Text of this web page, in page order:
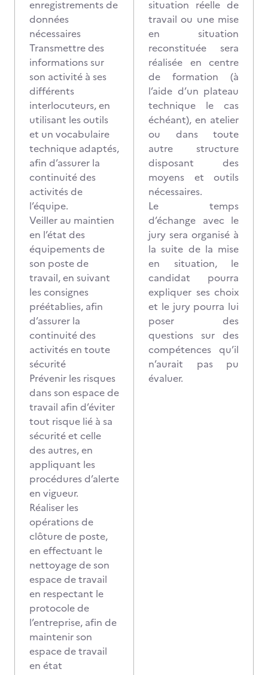
enregistrements de
données
nécessaires
Transmettre des
informations sur
son activité à ses
différents
interlocuteurs, en
utilisant les outils
et un vocabulaire
technique adaptés,
afin d’assurer la
continuité des
activités de
l’équipe.
Veiller au maintien
en l’état des
équipements de
son poste de
travail, en suivant
les consignes
préétablies, afin
d’assurer la
continuité des
activités en toute
sécurité
Prévenir les risques
dans son espace de
travail afin d’éviter
tout risque lié à sa
sécurité et celle
des autres, en
appliquant les
procédures d’alerte
en vigueur.
Réaliser les
opérations de
clôture de poste,
en effectuant le
nettoyage de son
espace de travail
en respectant le
protocole de
l’entreprise, afin de
maintenir son
espace de travail
en état
situation réelle de
travail ou une mise
en situation
reconstituée sera
réalisée en centre
de formation (à
l’aide d’un plateau
technique le cas
échéant), en atelier
ou dans toute
autre structure
disposant des
moyens et outils
nécessaires.
Le temps
d’échange avec le
jury sera organisé à
la suite de la mise
en situation, le
candidat pourra
expliquer ses choix
et le jury pourra lui
poser des
questions sur des
compétences qu’il
n’aurait pas pu
évaluer.